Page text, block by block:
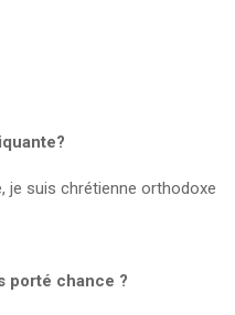
je suis chrétienne orthodoxe
porté chance ?